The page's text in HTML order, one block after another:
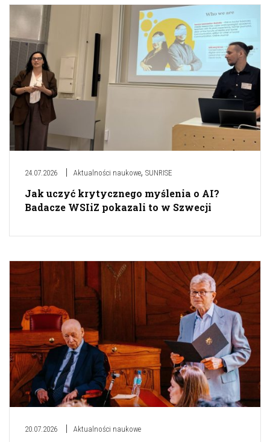
24.07.2026 Aktualności naukowe, SUNRISE
Jak uczyć krytycznego myślenia o AI?
Badacze WSIiZ pokazali to w Szwecji
20.07.2026 Aktualności naukowe